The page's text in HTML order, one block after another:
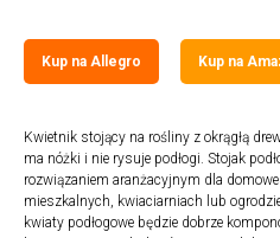
Kup na Allegro Kup na
Kwietnik stojący na rośliny z okrągłą
ma nóżki i nie rysuje podłogi. Stojak
rozwiązaniem aranżacyjnym dla
mieszkalnych, kwiaciarniach lub
kwiaty podłogowe będzie dobrze